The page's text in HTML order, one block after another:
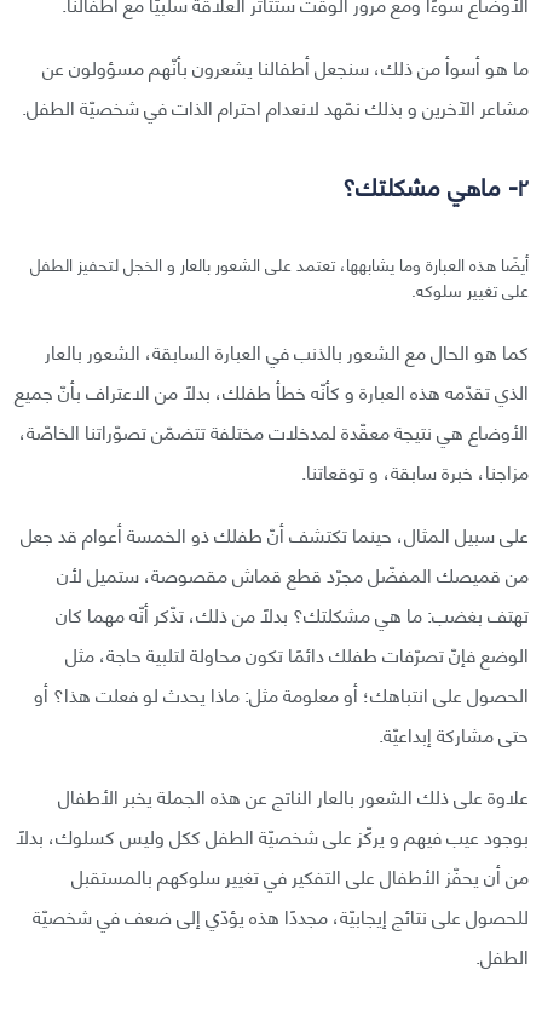
ما هو أسوأ من ذلك، سنجعل أطفالنا يشعرون بأنّهم مسؤولون عن
مشاعر الآخرين و بذلك نمّهد لانعدام احترام الذات في شخصيّة الطفل.
٢- ماهي مشكلتك؟
أيضًا هذه العبارة وما يشابهها، تعتمد على الشعور بالعار و الخجل لتحفيز الطفل
على تغيير سلوكه.
كما هو الحال مع الشعور بالذنب في العبارة السابقة، الشعور بالعار
الذي تقدّمه هذه العبارة و كأنّه خطأ طفلك، بدلًا من الاعتراف بأنّ جميع
الأوضاع هي نتيجة معقّدة لمدخلات مختلفة تتضمّن تصوّراتنا الخاصّة،
مزاجنا، خبرة سابقة، و توقعاتنا.
على سبيل المثال، حينما تكتشف أنّ طفلك ذو الخمسة أعوام قد جعل
من قميصك المفضّل مجرّد قطع قماش مقصوصة، ستميل لأن
تهتف بغضب: ما هي مشكلتك؟ بدلًا من ذلك، تذّكر أنّه مهما كان
الوضع فإنّ تصرّفات طفلك دائمًا تكون محاولة لتلبية حاجة، مثل
الحصول على انتباهك؛ أو معلومة مثل: ماذا يحدث لو فعلت هذا؟ أو
حتى مشاركة إبداعيّة.
علاوة على ذلك الشعور بالعار الناتج عن هذه الجملة يخبر الأطفال
بوجود عيب فيهم و يركّز على شخصيّة الطفل ككل وليس كسلوك، بدلاً
من أن يحفّز الأطفال على التفكير في تغيير سلوكهم بالمستقبل
للحصول على نتائج إيجابيّة، مجددًا هذه يؤدّي إلى ضعف في شخصيّة
الطفل.